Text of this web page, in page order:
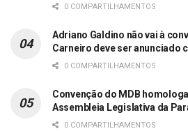
0 COMPARTILHAMENTOS
Adriano Galdino não vai à
Carneiro deve ser anunciado
0 COMPARTILHAMENTOS
Convenção do MDB
Assembleia Legislativa da
0 COMPARTILHAMENTOS